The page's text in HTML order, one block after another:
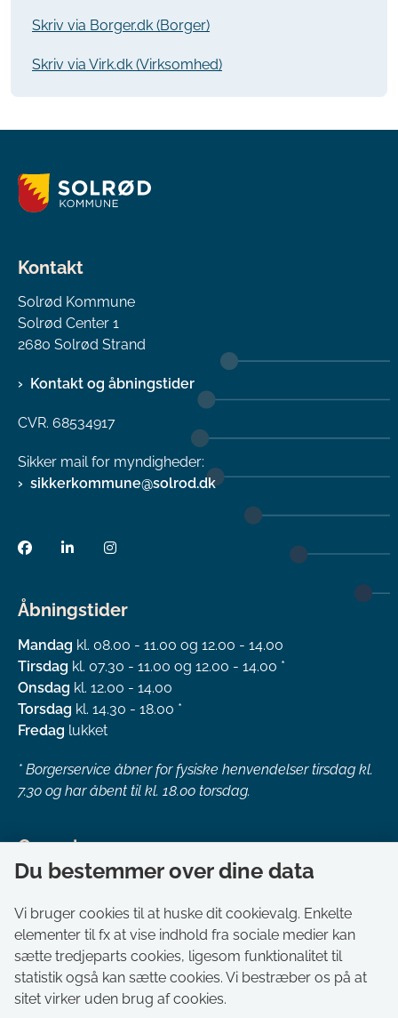
Skriv via Borger.dk (Borger)
Skriv via Virk.dk (Virksomhed)
Kontakt
Solrød Kommune
Solrød Center 1
2680 Solrød Strand
Kontakt og åbningstider
CVR. 68534917
Sikker mail for myndigheder:
sikkerkommune@solrod.dk
Åbningstider
Mandag kl. 08.00 - 11.00 og 12.00 - 14.00
Tirsdag kl. 07.30 - 11.00 og 12.00 - 14.00 *
Onsdag kl. 12.00 - 14.00
Torsdag kl. 14.30 - 18.00 *
Fredag lukket
* Borgerservice åbner for fysiske henvendelser tirsdag kl.
7.30 og har åbent til kl. 18.00 torsdag.
Genveje
Om kommunen
Aktuelt
Akut hjælp
Bestil tid i Borgerservice
Ledige stillinger
Du bestemmer over dine data
Vi bruger cookies til at huske dit cookievalg. Enkelte
elementer til fx at vise indhold fra sociale medier kan
sætte tredjeparts cookies, ligesom funktionalitet til
statistik også kan sætte cookies. Vi bestræber os på at
sitet virker uden brug af cookies.